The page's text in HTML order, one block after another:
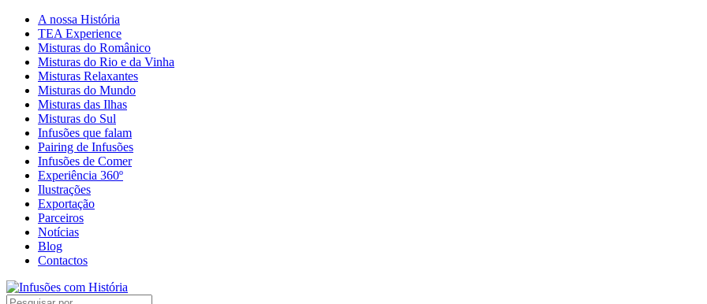
A nossa História
TEA Experience
Misturas do Românico
Misturas do Rio e da Vinha
Misturas Relaxantes
Misturas do Mundo
Misturas das Ilhas
Misturas do Sul
Infusões que falam
Pairing de Infusões
Infusões de Comer
Experiência 360º
Ilustrações
Exportação
Parceiros
Notícias
Blog
Contactos